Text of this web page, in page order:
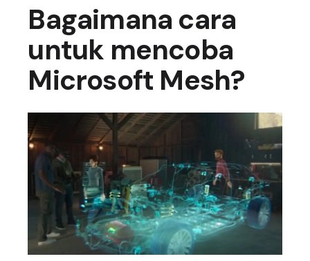
Bagaimana cara
untuk mencoba
Microsoft Mesh?